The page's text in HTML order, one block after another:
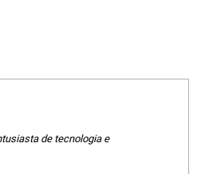
de tecnologia e